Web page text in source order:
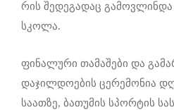
რის შედეგადაც
სკოლა.
ფინალური თამაშები და
დაჯილდოების ცერემონია
საათზე, ბათუმის სპორტის